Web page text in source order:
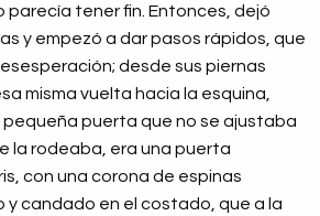
parecía tener fin. Entonces, dejó
y empezó a dar pasos rápidos, que
desde sus piernas
misma vuelta hacia la esquina,
puerta que no se ajustaba
la rodeaba, era una puerta
con una corona de espinas
y candado en el costado, que a la